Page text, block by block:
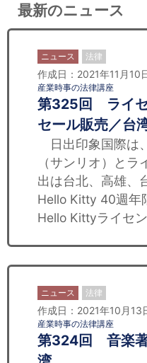
最新のニュース
ニュース 法律
作成日：2021年11月10
産業時事の法律講座
第325回 ライセ
セール販売／台
日出印象国際は
（サンリオ）と
出は台北、高雄、
Hello Kitty 40週年
Hello Kittyライセ
ニュース 法律
作成日：2021年10月13
産業時事の法律講座
第324回 音楽著